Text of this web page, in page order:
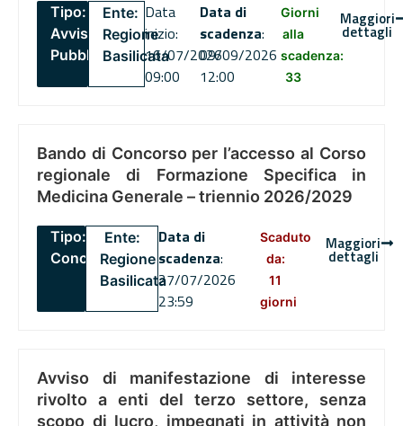
Tipo:
Avviso
Pubblico
Ente:
Regione
Basilicata
Data
inizio:
16/07/2026
09:00
Data di
scadenza:
09/09/2026
12:00
Giorni
alla
scadenza:
33
Maggiori
dettagli
Bando di Concorso per l’accesso al Corso
regionale di Formazione Specifica in
Medicina Generale – triennio 2026/2029
Tipo:
Concorsi
Ente:
Regione
Basilicata
Data di
scadenza:
27/07/2026
23:59
Scaduto
da:
11
giorni
Maggiori
dettagli
Avviso di manifestazione di interesse
rivolto a enti del terzo settore, senza
scopo di lucro, impegnati in attività non